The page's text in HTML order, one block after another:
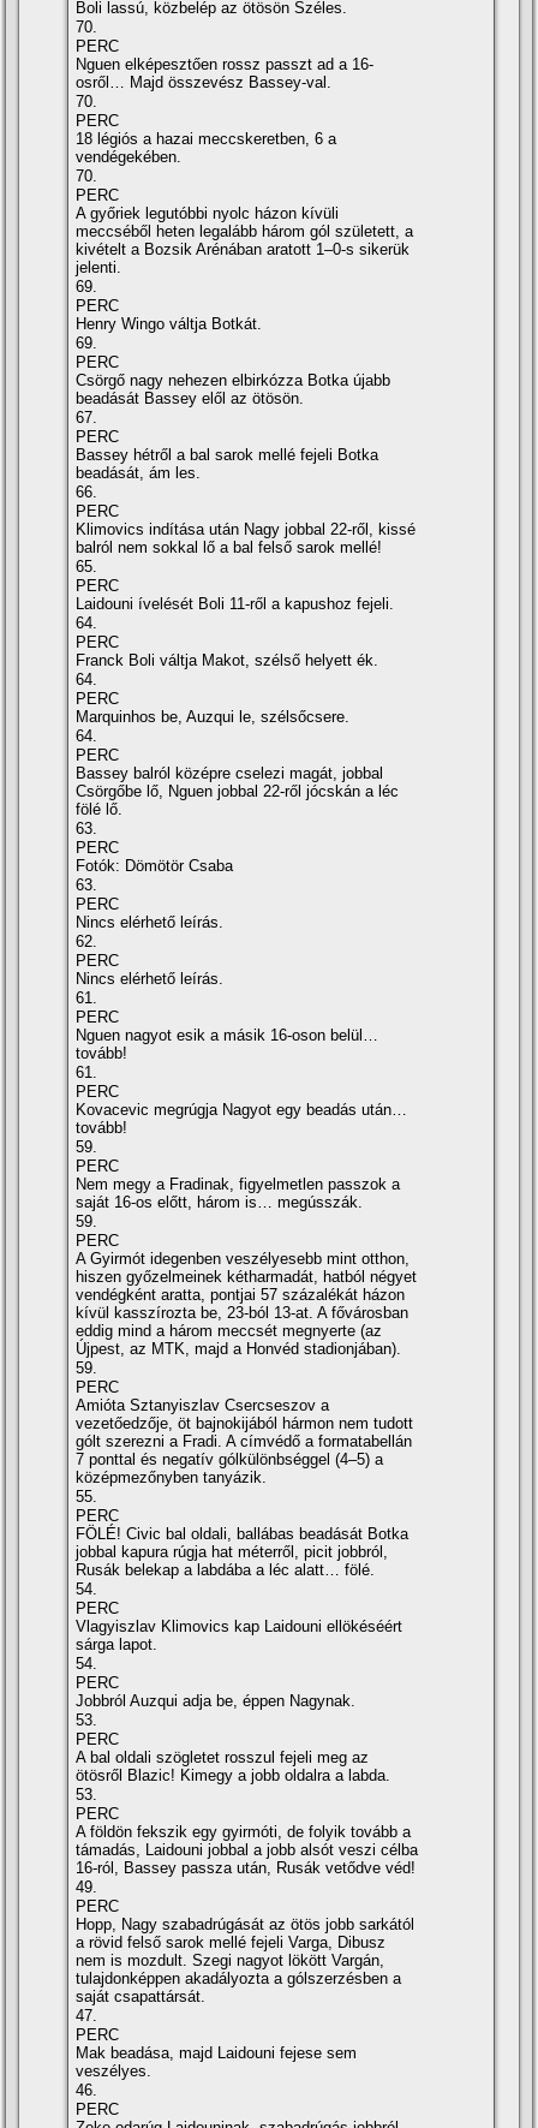
Boli lassú, közbelép az ötösön Széles.
70.
PERC
Nguen elképesztően rossz passzt ad a 16-
osről… Majd összevész Bassey-val.
70.
PERC
18 légiós a hazai meccskeretben, 6 a
vendégekében.
70.
PERC
A győriek legutóbbi nyolc házon kívüli
meccséből heten legalább három gól született, a
kivételt a Bozsik Arénában aratott 1–0-s sikerük
jelenti.
69.
PERC
Henry Wingo váltja Botkát.
69.
PERC
Csörgő nagy nehezen elbirkózza Botka újabb
beadását Bassey elől az ötösön.
67.
PERC
Bassey hétről a bal sarok mellé fejeli Botka
beadását, ám les.
66.
PERC
Klimovics indítása után Nagy jobbal 22-ről, kissé
balról nem sokkal lő a bal felső sarok mellé!
65.
PERC
Laidouni ívelését Boli 11-ről a kapushoz fejeli.
64.
PERC
Franck Boli váltja Makot, szélső helyett ék.
64.
PERC
Marquinhos be, Auzqui le, szélsőcsere.
64.
PERC
Bassey balról középre cselezi magát, jobbal
Csörgőbe lő, Nguen jobbal 22-ről jócskán a léc
fölé lő.
63.
PERC
Fotók: Dömötör Csaba
63.
PERC
Nincs elérhető leírás.
62.
PERC
Nincs elérhető leírás.
61.
PERC
Nguen nagyot esik a másik 16-oson belül…
tovább!
61.
PERC
Kovacevic megrúgja Nagyot egy beadás után…
tovább!
59.
PERC
Nem megy a Fradinak, figyelmetlen passzok a
saját 16-os előtt, három is… megússzák.
59.
PERC
A Gyirmót idegenben veszélyesebb mint otthon,
hiszen győzelmeinek kétharmadát, hatból négyet
vendégként aratta, pontjai 57 százalékát házon
kívül kasszírozta be, 23-ból 13-at. A fővárosban
eddig mind a három meccsét megnyerte (az
Újpest, az MTK, majd a Honvéd stadionjában).
59.
PERC
Amióta Sztanyiszlav Csercseszov a
vezetőedzője, öt bajnokijából hármon nem tudott
gólt szerezni a Fradi. A címvédő a formatabellán
7 ponttal és negatív gólkülönbséggel (4–5) a
középmezőnyben tanyázik.
55.
PERC
FÖLÉ! Civic bal oldali, ballábas beadását Botka
jobbal kapura rúgja hat méterről, picit jobbról,
Rusák belekap a labdába a léc alatt… fölé.
54.
PERC
Vlagyiszlav Klimovics kap Laidouni ellökéséért
sárga lapot.
54.
PERC
Jobbról Auzqui adja be, éppen Nagynak.
53.
PERC
A bal oldali szögletet rosszul fejeli meg az
ötösről Blazic! Kimegy a jobb oldalra a labda.
53.
PERC
A földön fekszik egy gyirmóti, de folyik tovább a
támadás, Laidouni jobbal a jobb alsót veszi célba
16-ról, Bassey passza után, Rusák vetődve véd!
49.
PERC
Hopp, Nagy szabadrúgását az ötös jobb sarkától
a rövid felső sarok mellé fejeli Varga, Dibusz
nem is mozdult. Szegi nagyot lökött Vargán,
tulajdonképpen akadályozta a gólszerzésben a
saját csapattársát.
47.
PERC
Mak beadása, majd Laidouni fejese sem
veszélyes.
46.
PERC